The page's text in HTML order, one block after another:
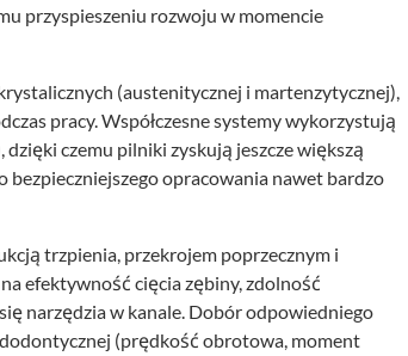
przyspieszeniu rozwoju w momencie
(austenitycznej i martenzytycznej),
pracy. Współczesne systemy wykorzystują
czemu pilniki zyskują jeszcze większą
bezpieczniejszego opracowania nawet bardzo
trzpienia, przekrojem poprzecznym i
efektywność cięcia zębiny, zdolność
narzędzia w kanale. Dobór odpowiedniego
(prędkość obrotowa, moment